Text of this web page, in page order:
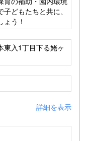
どもたちと共に、
う！
東入1丁目下る姥ヶ
詳細を表示